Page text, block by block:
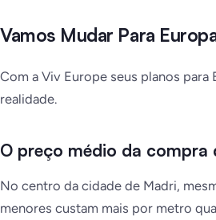
Vamos Mudar Para
Com a Viv Europe seus planos para
realidade.
O preço médio da compra
No centro da cidade de Madri,
menores custam mais por metro